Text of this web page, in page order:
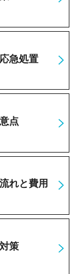
急処置
点
れと費用
策